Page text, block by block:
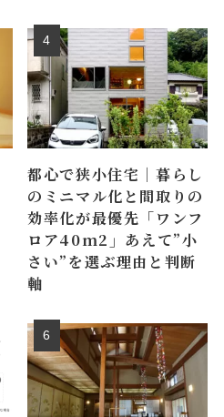
都心で狭小住宅｜暮らし
のミニマル化と間取りの
効率化が最優先「ワンフ
ロア40m2」あえて”小
さい”を選ぶ理由と判断
軸